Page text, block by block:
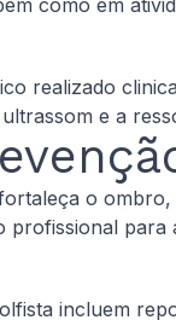
como em
realizado
e a
o
para
incluem